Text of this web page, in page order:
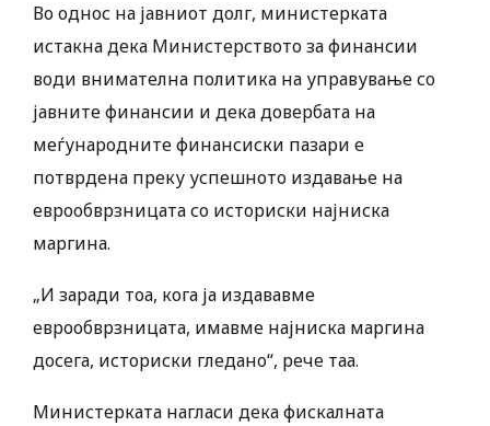
Во однос на јавниот долг, министерката
истакна дека Министерството за финансии
води внимателна политика на управување со
јавните финансии и дека довербата на
меѓународните финансиски пазари е
потврдена преку успешното издавање на
еврообврзницата со историски најниска
маргина.
„И заради тоа, кога ја издававме
еврообврзницата, имавме најниска маргина
досега, историски гледано“, рече таа.
Министерката нагласи дека фискалната